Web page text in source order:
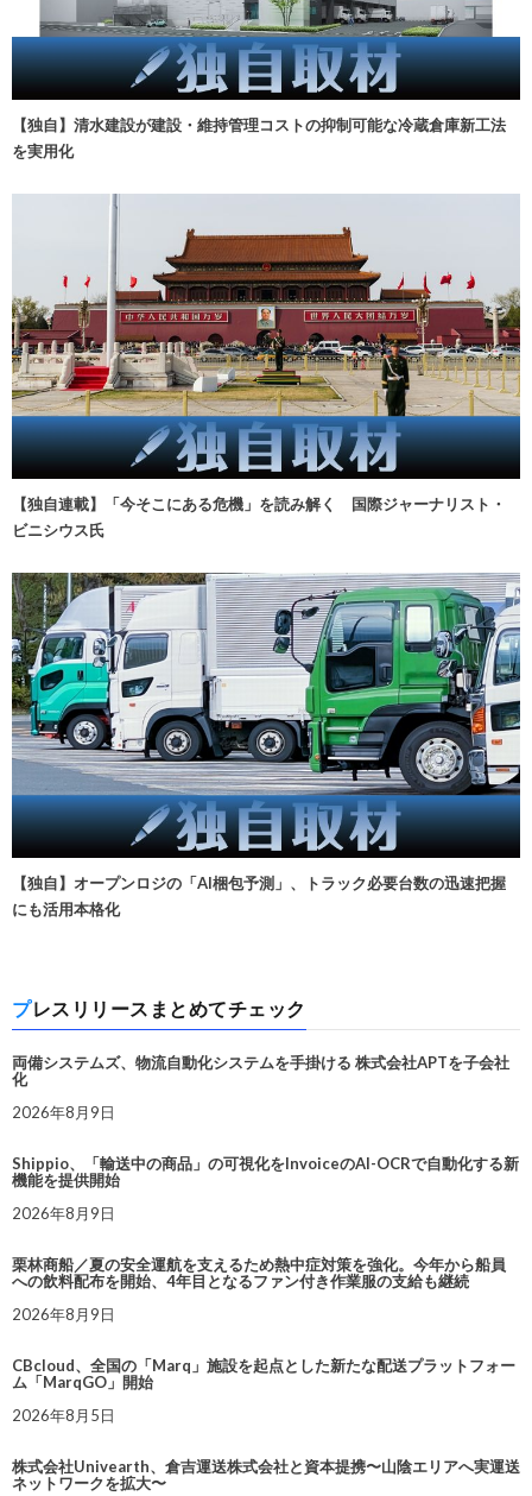
【独自】清水建設が建設・維持管理コストの抑制可能な冷蔵倉庫新工法
を実用化
【独自連載】「今そこにある危機」を読み解く 国際ジャーナリスト・
ビニシウス氏
【独自】オープンロジの「AI梱包予測」、トラック必要台数の迅速把握
にも活用本格化
プレスリリースまとめてチェック
両備システムズ、物流自動化システムを手掛ける 株式会社APTを子会社
化
2026年8月9日
Shippio、「輸送中の商品」の可視化をInvoiceのAI-OCRで自動化する新
機能を提供開始
2026年8月9日
栗林商船／夏の安全運航を支えるため熱中症対策を強化。今年から船員
への飲料配布を開始、4年目となるファン付き作業服の支給も継続
2026年8月9日
CBcloud、全国の「Marq」施設を起点とした新たな配送プラットフォー
ム「MarqGO」開始
2026年8月5日
株式会社Univearth、倉吉運送株式会社と資本提携〜山陰エリアへ実運送
ネットワークを拡大〜